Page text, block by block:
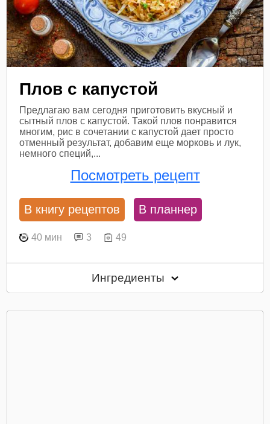
Плов с капустой
Предлагаю вам сегодня приготовить вкусный и
сытный плов с капустой. Такой плов понравится
многим, рис в сочетании с капустой дает просто
отменный результат, добавим еще морковь и лук,
немного специй,...
Посмотреть рецепт
В книгу рецептов В планнер
40 мин 3 49
Ингредиенты